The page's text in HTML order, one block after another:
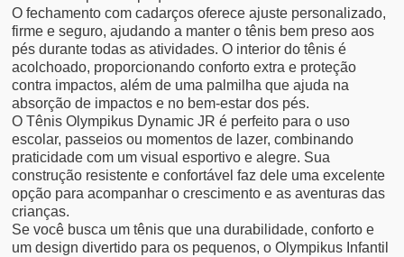
O fechamento com cadarços oferece ajuste personalizado,
firme e seguro, ajudando a manter o tênis bem preso aos
pés durante todas as atividades. O interior do tênis é
acolchoado, proporcionando conforto extra e proteção
contra impactos, além de uma palmilha que ajuda na
absorção de impactos e no bem-estar dos pés.
O Tênis Olympikus Dynamic JR é perfeito para o uso
escolar, passeios ou momentos de lazer, combinando
praticidade com um visual esportivo e alegre. Sua
construção resistente e confortável faz dele uma excelente
opção para acompanhar o crescimento e as aventuras das
crianças.
Se você busca um tênis que una durabilidade, conforto e
um design divertido para os pequenos, o Olympikus Infantil